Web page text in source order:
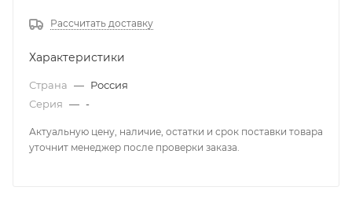
Рассчитать доставку
Характеристики
Страна — Россия
Серия — -
Актуальную цену, наличие, остатки и срок поставки товара
уточнит менеджер после проверки заказа.